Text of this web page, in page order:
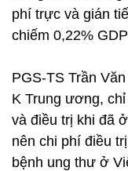
phí trực và gián
chiếm 0,22%
PGS-TS Trần
K Trung ương,
và điều trị khi đã
nên chi phí điều
bệnh ung thư ở